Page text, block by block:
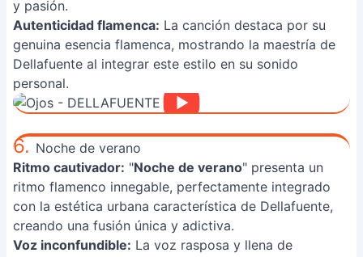
y pasión.
Autenticidad flamenca: La canción destaca por su
genuina esencia flamenca, mostrando la maestría de
Dellafuente al integrar este estilo en su sonido
personal.
6. Noche de verano
Ritmo cautivador: "Noche de verano" presenta un
ritmo flamenco innegable, perfectamente integrado
con la estética urbana característica de Dellafuente,
creando una fusión única y adictiva.
Voz inconfundible: La voz rasposa y llena de